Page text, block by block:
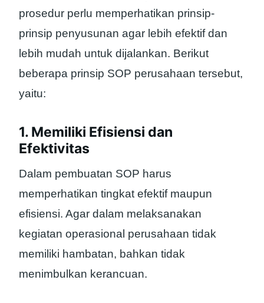
prosedur perlu memperhatikan prinsip-
prinsip penyusunan agar lebih efektif dan
lebih mudah untuk dijalankan. Berikut
beberapa prinsip SOP perusahaan tersebut,
yaitu:
1. Memiliki Efisiensi dan
Efektivitas
Dalam pembuatan SOP harus
memperhatikan tingkat efektif maupun
efisiensi. Agar dalam melaksanakan
kegiatan operasional perusahaan tidak
memiliki hambatan, bahkan tidak
menimbulkan kerancuan.